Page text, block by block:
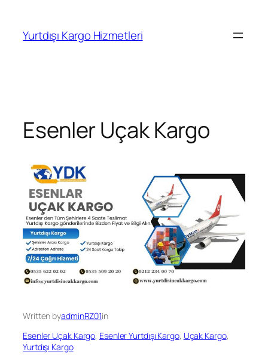
Yurtdışı Kargo Hizmetleri
Esenler Uçak Kargo
Written byadminRZ01in
Esenler Uçak Kargo, Esenler Yurtdışı Kargo, Uçak Kargo
Yurtdışı Kargo